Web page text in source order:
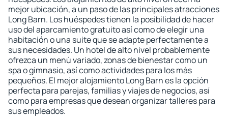
mejor ubicación, a un paso de las principales atracciones
Long Barn. Los huéspedes tienen la posibilidad de hacer
uso del aparcamiento gratuito así como de elegir una
habitación o una suite que se adapte perfectamente a
sus necesidades. Un hotel de alto nivel probablemente
ofrezca un menú variado, zonas de bienestar como un
spa o gimnasio, así como actividades para los más
pequeños. El mejor alojamiento Long Barn es la opción
perfecta para parejas, familias y viajes de negocios, así
como para empresas que desean organizar talleres para
sus empleados.